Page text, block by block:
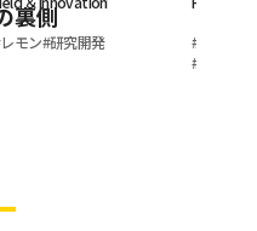
裏側
レモン#研究開発
#
#